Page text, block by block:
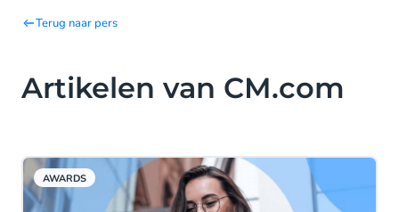
Terug naar pers
Artikelen van CM.com
AWARDS